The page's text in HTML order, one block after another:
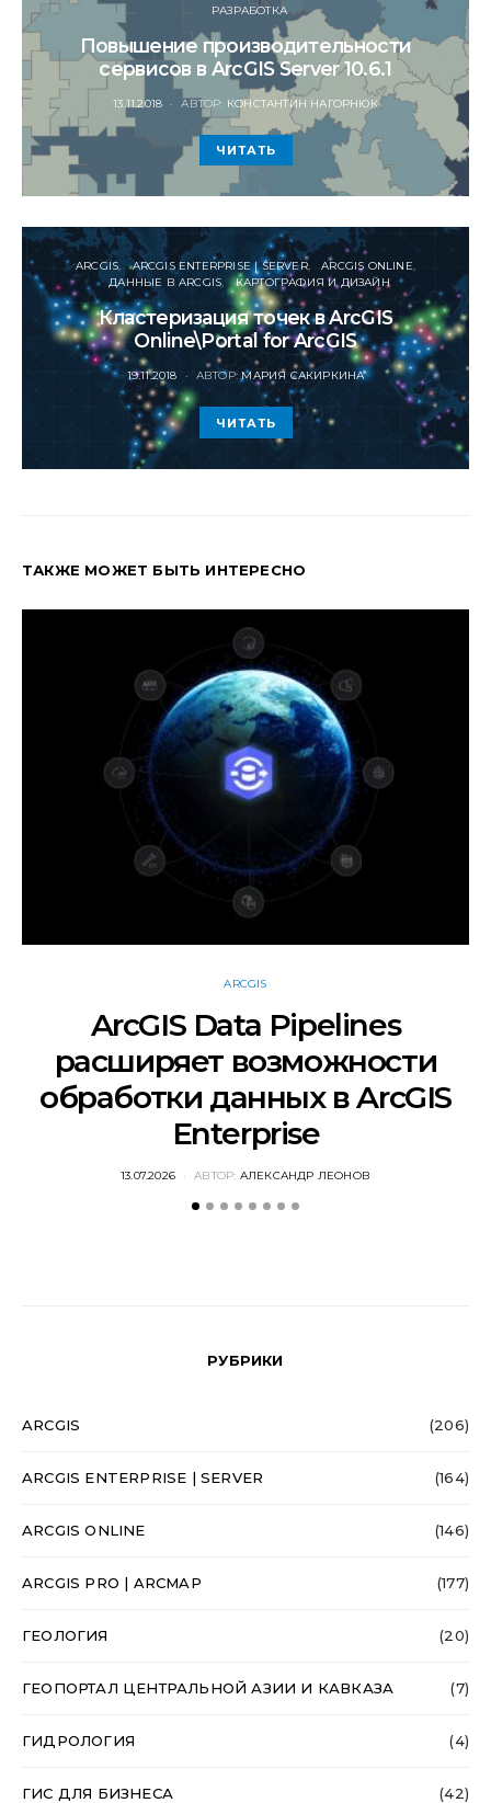
РАЗРАБОТКА
Повышение производительности
сервисов в ArcGIS Server 10.6.1
POSTED
ON
13.11.2018 АВТОР: КОНСТАНТИН НАГОРНЮК
ЧИТАТЬ
ARCGIS ARCGIS ENTERPRISE | SERVER
ARCGIS ONLINE
ДАННЫЕ В ARCGIS
КАРТОГРАФИЯ И ДИЗАЙН
Кластеризация точек в ArcGIS
Online\Portal for ArcGIS
POSTED
ON
19.11.2018 АВТОР: МАРИЯ САКИРКИНА
ЧИТАТЬ
ТАКЖЕ МОЖЕТ БЫТЬ ИНТЕРЕСНО
ARCGIS
ArcGIS Data Pipelines
расширяет возможности
обработки данных в ArcGIS
Enterprise
POSTED
13.07.2026 АВТОР: АЛЕКСАНДР ЛЕОНОВ
РУБРИКИ
ARCGIS (206)
ARCGIS ENTERPRISE | SERVER (164)
ARCGIS ONLINE (146)
ARCGIS PRO | ARCMAP (177)
ГЕОЛОГИЯ (20)
ГЕОПОРТАЛ ЦЕНТРАЛЬНОЙ АЗИИ И КАВКАЗА (7)
ГИДРОЛОГИЯ (4)
ГИС ДЛЯ БИЗНЕСА (42)